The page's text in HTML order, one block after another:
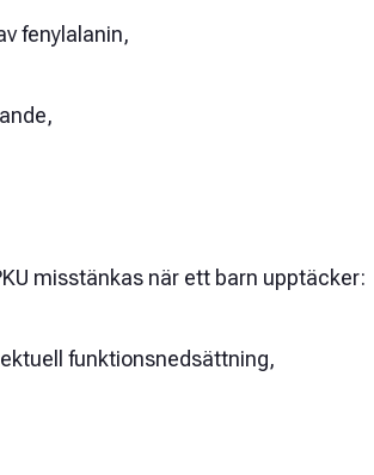
fenylalanin,
misstänkas när ett barn upptäcker:
funktionsnedsättning,